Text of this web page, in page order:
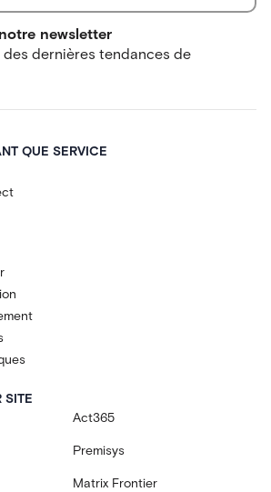
newsletter
dernières tendances de
QUE SERVICE
SITE
Act365
Premisys
Matrix Frontier